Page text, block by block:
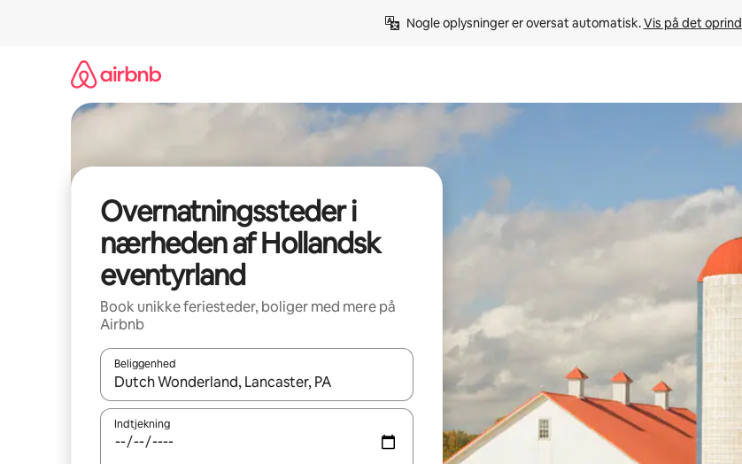
Nogle oplysninger er oversat automatisk. Vis på det
Overnatningssteder i
nærheden af Hollandsk
eventyrland
Book unikke feriesteder, boliger med mere på
Airbnb
Beliggenhed
Når resultaterne er tilgængelige, skal du navigere med piletasterne op og ned eller se mere ved at trykke eller
Indtjekning